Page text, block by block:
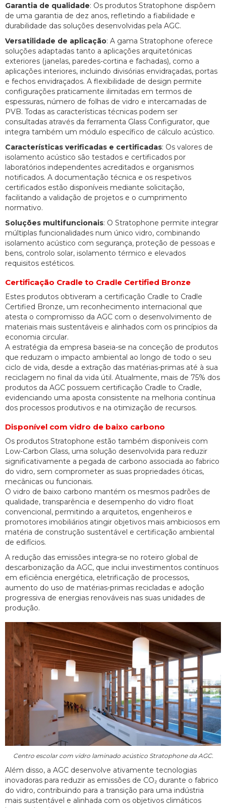
Garantia de qualidade: Os produtos Stratophone dispõem
de uma garantia de dez anos, refletindo a fiabilidade e
durabilidade das soluções desenvolvidas pela AGC.
Versatilidade de aplicação: A gama Stratophone oferece
soluções adaptadas tanto a aplicações arquitetónicas
exteriores (janelas, paredes-cortina e fachadas), como a
aplicações interiores, incluindo divisórias envidraçadas, portas
e fechos envidraçados. A flexibilidade de design permite
configurações praticamente ilimitadas em termos de
espessuras, número de folhas de vidro e intercamadas de
PVB. Todas as características técnicas podem ser
consultadas através da ferramenta Glass Configurator, que
integra também um módulo específico de cálculo acústico.
Características verificadas e certificadas: Os valores de
isolamento acústico são testados e certificados por
laboratórios independentes acreditados e organismos
notificados. A documentação técnica e os respetivos
certificados estão disponíveis mediante solicitação,
facilitando a validação de projetos e o cumprimento
normativo.
Soluções multifuncionais: O Stratophone permite integrar
múltiplas funcionalidades num único vidro, combinando
isolamento acústico com segurança, proteção de pessoas e
bens, controlo solar, isolamento térmico e elevados
requisitos estéticos.
Certificação Cradle to Cradle Certified Bronze
Estes produtos obtiveram a certificação Cradle to Cradle
Certified Bronze, um reconhecimento internacional que
atesta o compromisso da AGC com o desenvolvimento de
materiais mais sustentáveis e alinhados com os princípios da
economia circular.
A estratégia da empresa baseia-se na conceção de produtos
que reduzam o impacto ambiental ao longo de todo o seu
ciclo de vida, desde a extração das matérias-primas até à sua
reciclagem no final da vida útil. Atualmente, mais de 75% dos
produtos da AGC possuem certificação Cradle to Cradle,
evidenciando uma aposta consistente na melhoria contínua
dos processos produtivos e na otimização de recursos.
Disponível com vidro de baixo carbono
Os produtos Stratophone estão também disponíveis com
Low-Carbon Glass, uma solução desenvolvida para reduzir
significativamente a pegada de carbono associada ao fabrico
do vidro, sem comprometer as suas propriedades óticas,
mecânicas ou funcionais.
O vidro de baixo carbono mantém os mesmos padrões de
qualidade, transparência e desempenho do vidro float
convencional, permitindo a arquitetos, engenheiros e
promotores imobiliários atingir objetivos mais ambiciosos em
matéria de construção sustentável e certificação ambiental
de edifícios.
A redução das emissões integra-se no roteiro global de
descarbonização da AGC, que inclui investimentos contínuos
em eficiência energética, eletrificação de processos,
aumento do uso de matérias-primas recicladas e adoção
progressiva de energias renováveis nas suas unidades de
produção.
Centro escolar com vidro laminado acústico Stratophone da AGC.
Além disso, a AGC desenvolve ativamente tecnologias
inovadoras para reduzir as emissões de CO₂ durante o fabrico
do vidro, contribuindo para a transição para uma indústria
mais sustentável e alinhada com os objetivos climáticos